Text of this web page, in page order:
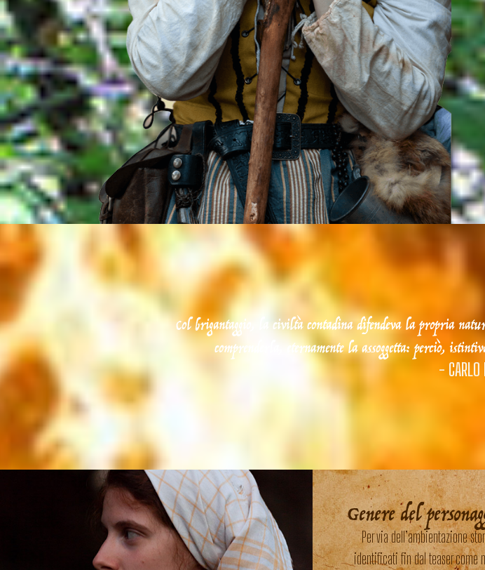
Col brigantaggio, la civiltà contadina difendeva la propria
comprenderla, eternamente la assoggetta: perciò,
- CARLO
Genere del
Per via dell’ambientazione
identificati fin dal teaser come